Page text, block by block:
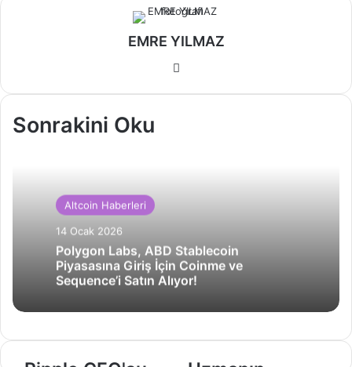
EMRE YILMAZ
Sonrakini Oku
Altcoin Haberleri
14 Ocak 2026
Polygon Labs, ABD Stablecoin
Piyasasına Giriş İçin Coinme ve
Sequence’i Satın Alıyor!
Ripple
Uzmanın